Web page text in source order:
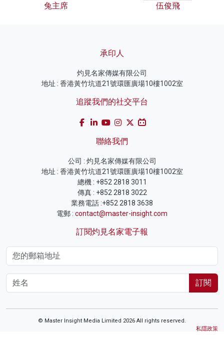
兔主席 伍俊飛
承印人
灼見名家傳媒有限公司
地址 : 香港黃竹坑道21號環匯廣場10樓1002室
追蹤我們的社交平台
聯絡我們
公司 : 灼見名家傳媒有限公司
地址 : 香港黃竹坑道21號環匯廣場10樓1002室
總機 : +852 2818 3011
傳真 : +852 2818 3022
業務電話 :+852 2818 3638
電郵 : contact@master-insight.com
訂閱灼見名家電子報
訂閱
© Master Insight Media Limited 2026 All rights reserved.
私隱政策